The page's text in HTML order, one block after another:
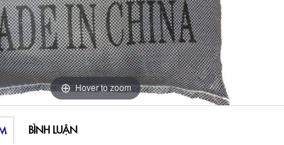
Hover to zoom
BÌNH LUẬN